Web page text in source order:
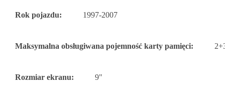
Rok pojazdu: 1997-2007
Maksymalna obsługiwana pojemność karty pamięci:
Rozmiar ekranu: 9"